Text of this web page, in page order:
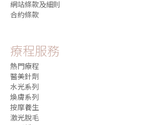
網站條款及細則
合約條款
療程服務
熱門療程
醫美針劑
水光系列
煥膚系列
按摩養生
激光脫毛